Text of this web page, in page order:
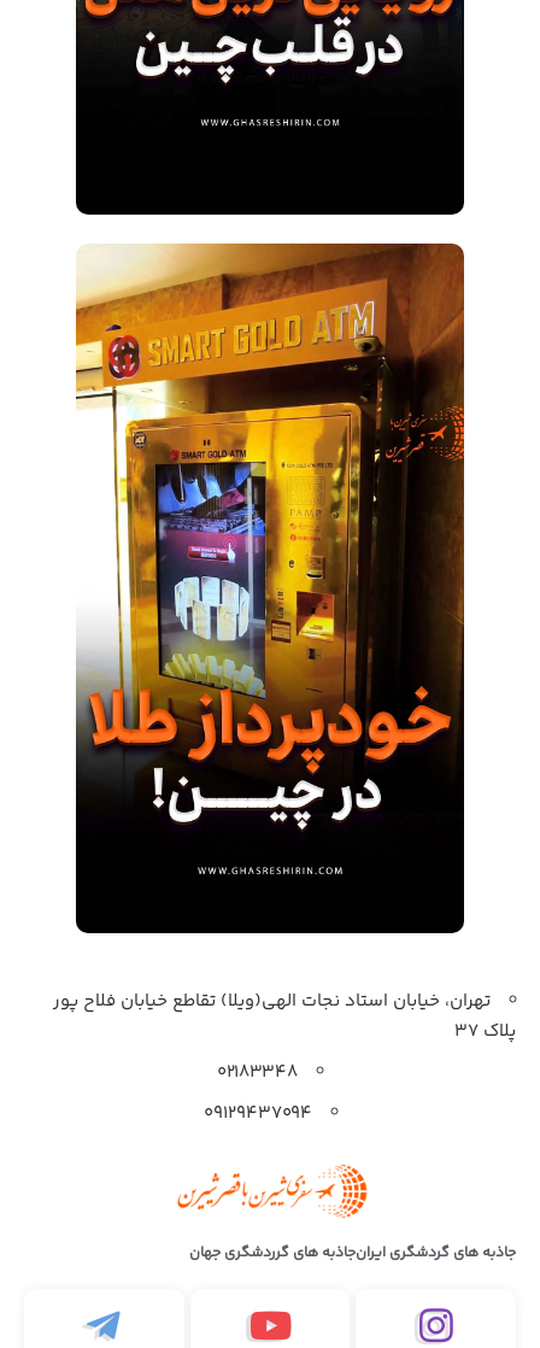
تهران، خیابان استاد نجات الهی(ویلا) تقاطع خیابان فلاح پور
پلاک 37
۰۲۱۸۳۳۴۸
۰۹۱۲۹۴۳۷۰۹۴
جاذبه های گردشگری ایرانجاذبه های گرردشگری جهان